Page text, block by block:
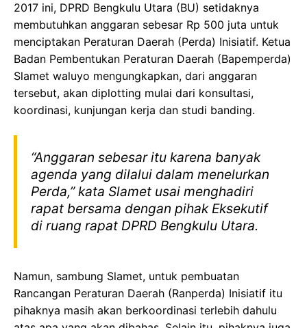
2017 ini, DPRD Bengkulu Utara (BU) setidaknya
membutuhkan anggaran sebesar Rp 500 juta untuk
menciptakan Peraturan Daerah (Perda) Inisiatif. Ketua
Badan Pembentukan Peraturan Daerah (Bapemperda)
Slamet waluyo mengungkapkan, dari anggaran
tersebut, akan diplotting mulai dari konsultasi,
koordinasi, kunjungan kerja dan studi banding.
“Anggaran sebesar itu karena banyak
agenda yang dilalui dalam menelurkan
Perda,” kata Slamet usai menghadiri
rapat bersama dengan pihak Eksekutif
di ruang rapat DPRD Bengkulu Utara.
Namun, sambung Slamet, untuk pembuatan
Rancangan Peraturan Daerah (Ranperda) Inisiatif itu
pihaknya masih akan berkoordinasi terlebih dahulu